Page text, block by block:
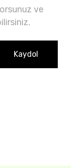
ve
Kaydol